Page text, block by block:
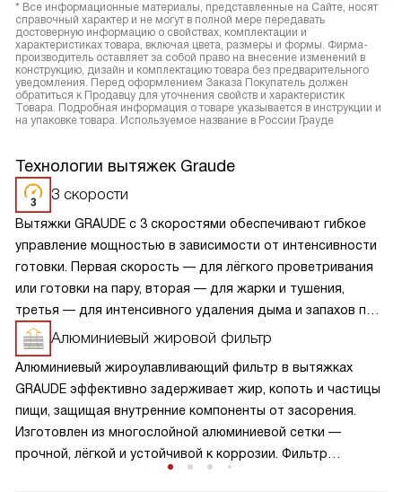
* Все информационные материалы, представленные на Сайте, носят
справочный характер и не могут в полной мере передавать
достоверную информацию о свойствах, комплектации и
характеристиках товара, включая цвета, размеры и формы. Фирма-
производитель оставляет за собой право на внесение изменений в
конструкцию, дизайн и комплектацию товара без предварительного
уведомления. Перед оформлением Заказа Покупатель должен
обратиться к Продавцу для уточнения свойств и характеристик
Товара. Подробная информация о товаре указывается в инструкции и
на упаковке товара. Используемое название в России Грауде
Технологии вытяжек Graude
3 скорости
Вытяжки GRAUDE с 3 скоростями обеспечивают гибкое
управление мощностью в зависимости от интенсивности
готовки. Первая скорость — для лёгкого проветривания
или готовки на пару, вторая — для жарки и тушения,
третья — для интенсивного удаления дыма и запахов при
сильном нагреве. Переключение между режимами
происходит мгновенно, с помощью кнопок или сенсоров.
Такой набор скоростей оптимален для большинства
кухонь: достаточно для повседневных задач, но без
избыточного шума и энергопотребления.
Алюминиевый жировой фильтр
Алюминиевый жироулавливающий фильтр в вытяжках
GRAUDE эффективно задерживает жир, копоть и частицы
пищи, защищая внутренние компоненты от засорения.
Изготовлен из многослойной алюминиевой сетки —
прочной, лёгкой и устойчивой к коррозии. Фильтр